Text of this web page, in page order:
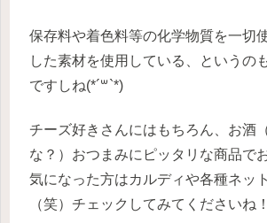
保存料や着色料等の化学物質を一切
した素材を使用している、というの
ですしね(*´꒳`*)
チーズ好きさんにはもちろん、お酒
な？）おつまみにピッタリな商品で
気になった方はカルディや各種ネッ
（笑）チェックしてみてくださいね！